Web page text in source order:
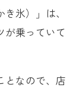
氷）」は、
が乗っていて
となので、店